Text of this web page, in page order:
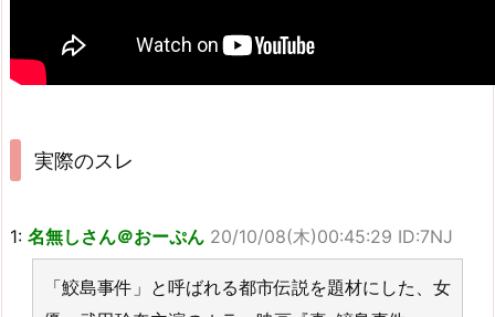
実際のスレ
1: 名無しさん＠おーぷん 20/10/08(木)00:45:29 ID:7NJ
「鮫島事件」と呼ばれる都市伝説を題材にした、女